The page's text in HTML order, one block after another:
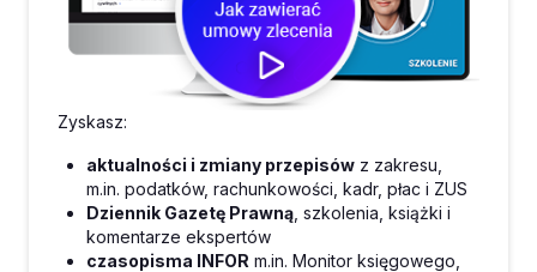
Zyskasz:
aktualności i zmiany przepisów z zakresu,
m.in. podatków, rachunkowości, kadr, płac i ZUS
Dziennik Gazetę Prawną , szkolenia, książki i
komentarze ekspertów
czasopisma INFOR m.in. Monitor księgowego,